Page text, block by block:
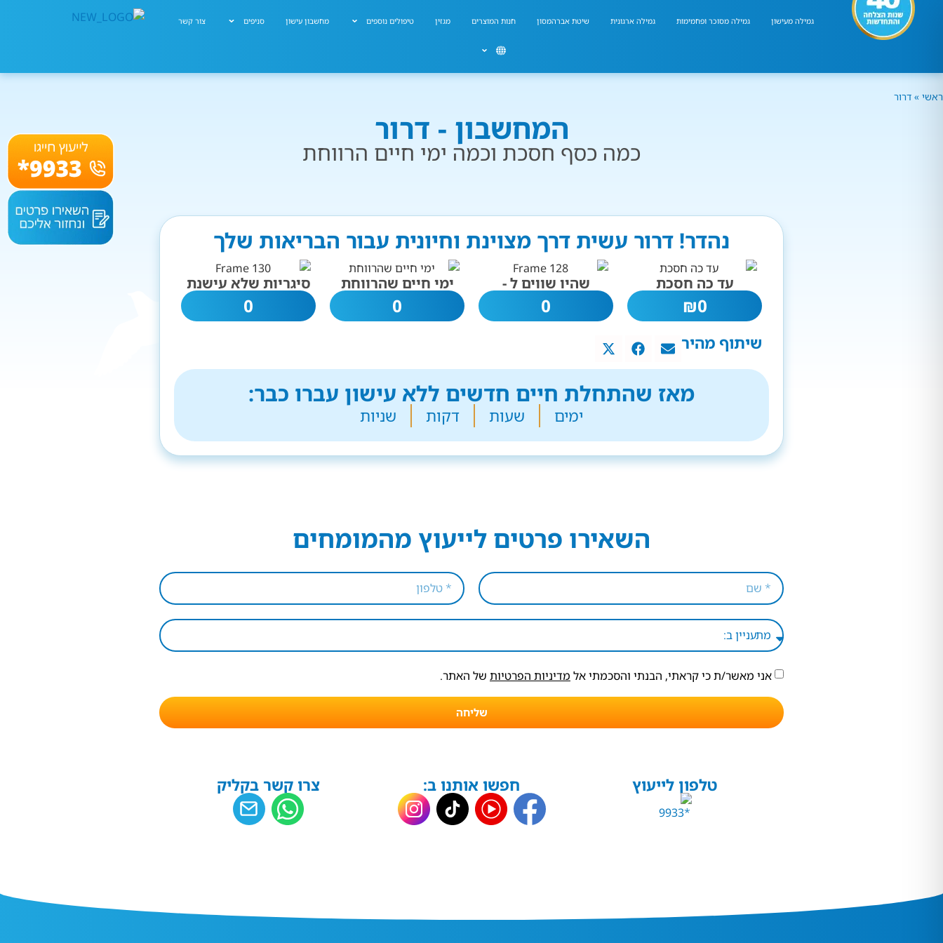
גמילה מעישון גמילה מסוכר ופחמימות גמילה ארגונית שיטת אברהמסון חנות המוצרים מגזין טיפולים נוספים מחשבון עישון סניפים צור קשר
ראשי » דרור
המחשבון - דרור
כמה כסף חסכת וכמה ימי חיים הרווחת
נהדר! דרור עשית דרך מצוינת וחיונית עבור הבריאות שלך
עד כה חסכת
0
₪
שהיו שווים ל -
0
ימי חיים שהרווחת
0
סיגריות שלא עישנת
0
שיתוף מהיר
מאז שהתחלת חיים חדשים ללא עישון עברו כבר:
ימים שעות דקות שניות
השאירו פרטים לייעוץ מהמומחים
אני מאשר/ת כי קראתי, הבנתי והסכמתי אל מדיניות הפרטיות של האתר.
שליחה
טלפון לייעוץ חפשו אותנו ב: צרו קשר בקליק